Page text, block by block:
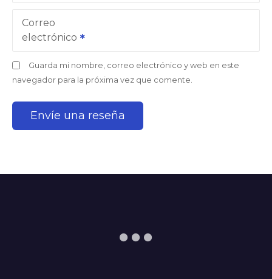
Correo
electrónico
Guarda mi nombre, correo electrónico y web en este
navegador para la próxima vez que comente.